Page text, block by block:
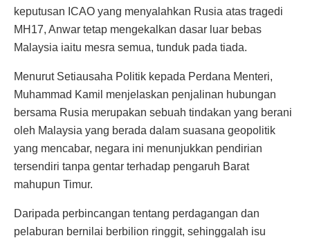
keputusan ICAO yang menyalahkan Rusia atas tragedi
MH17, Anwar tetap mengekalkan dasar luar bebas
Malaysia iaitu mesra semua, tunduk pada tiada.
Menurut Setiausaha Politik kepada Perdana Menteri,
Muhammad Kamil menjelaskan penjalinan hubungan
bersama Rusia merupakan sebuah tindakan yang berani
oleh Malaysia yang berada dalam suasana geopolitik
yang mencabar, negara ini menunjukkan pendirian
tersendiri tanpa gentar terhadap pengaruh Barat
mahupun Timur.
Daripada perbincangan tentang perdagangan dan
pelaburan bernilai berbilion ringgit, sehinggalah isu